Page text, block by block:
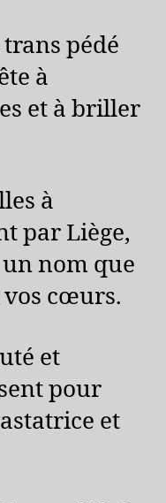
pédé
à
et à briller
à
par Liège,
nom que
vos cœurs.
et
pour
et